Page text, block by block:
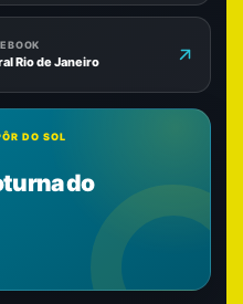
Rio de Janeiro
DO SOL
do